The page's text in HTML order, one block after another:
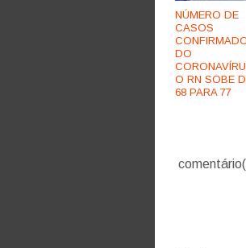
NÚMERO DE
CASOS
DO
O RN SOBE
68 PARA 77